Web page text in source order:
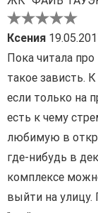
Ксения
Пока читала про
такое зависть.
если только на
есть к чему
любимую в
где-нибудь в
комплексе
выйти на